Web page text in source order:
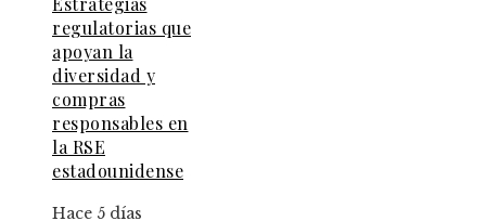
regulatorias que
apoyan la
diversidad y
compras
responsables en
la RSE
estadounidense
Hace 5 días